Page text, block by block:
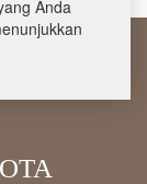
Anda